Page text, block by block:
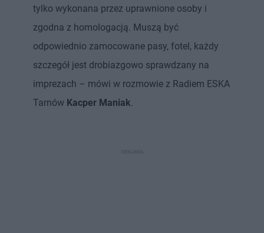
tylko wykonana przez uprawnione osoby i
zgodna z homologacją. Muszą być
odpowiednio zamocowane pasy, fotel, każdy
szczegół jest drobiazgowo sprawdzany na
imprezach – mówi w rozmowie z Radiem ESKA
Tarnów Kacper Maniak.